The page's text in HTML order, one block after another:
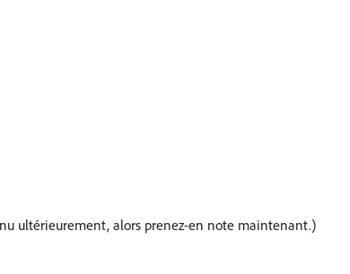
ultérieurement, alors prenez-en note maintenant.)